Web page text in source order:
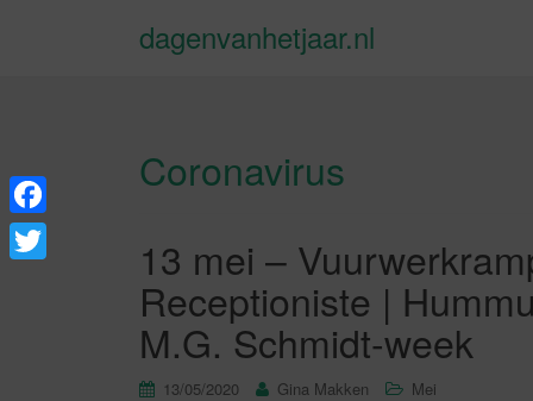
dagenvanhetjaar.nl
Coronavirus
13 mei –
Receptioniste |
M.G. Schmidt-week
13/05/2020 Gina Makken Mei
F